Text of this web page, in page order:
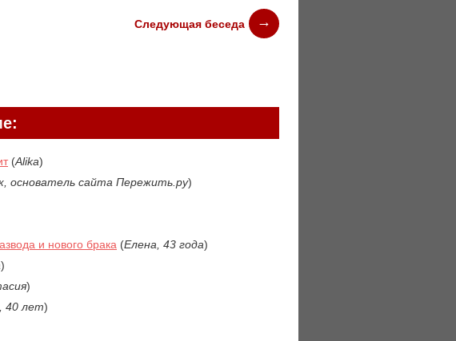
Следующая беседа
(Alika)
основатель сайта Пережить.ру)
и нового брака (Елена, 43 года)
)
)
40 лет)